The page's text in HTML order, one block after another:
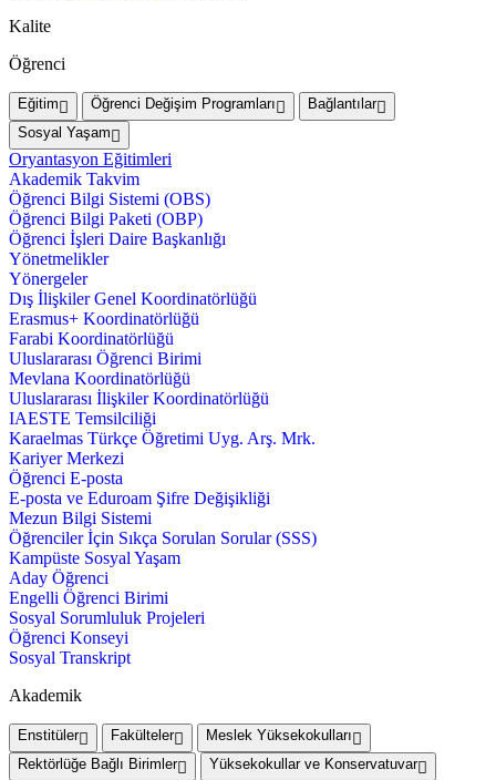
Kalite
Öğrenci
Eğitim Öğrenci Değişim Programları
Bağlantılar
Sosyal Yaşam
Oryantasyon Eğitimleri
Akademik Takvim
Öğrenci Bilgi Sistemi (OBS)
Öğrenci Bilgi Paketi (OBP)
Öğrenci İşleri Daire Başkanlığı
Yönetmelikler
Yönergeler
Dış İlişkiler Genel Koordinatörlüğü
Erasmus+ Koordinatörlüğü
Farabi Koordinatörlüğü
Uluslararası Öğrenci Birimi
Mevlana Koordinatörlüğü
Uluslararası İlişkiler Koordinatörlüğü
IAESTE Temsilciliği
Karaelmas Türkçe Öğretimi Uyg. Arş. Mrk.
Kariyer Merkezi
Öğrenci E-posta
E-posta ve Eduroam Şifre Değişikliği
Mezun Bilgi Sistemi
Öğrenciler İçin Sıkça Sorulan Sorular (SSS)
Kampüste Sosyal Yaşam
Aday Öğrenci
Engelli Öğrenci Birimi
Sosyal Sorumluluk Projeleri
Öğrenci Konseyi
Sosyal Transkript
Akademik
Enstitüler Fakülteler
Meslek Yüksekokulları
Rektörlüğe Bağlı Birimler
Yüksekokullar ve Konservatuvar